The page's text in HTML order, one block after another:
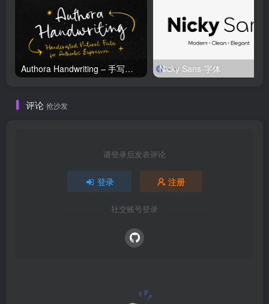
Authora Handwriting – 手写字体 Nicky Sans-字体
评论 抢沙发
请登录后发表评论
登录 注册
社交账号登录